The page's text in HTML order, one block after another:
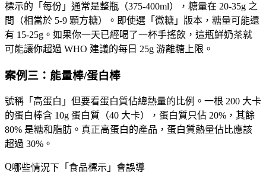
標示的「每份」通常是整瓶（375-400ml），糖量在 20-35g 之
間（相當於 5-9 顆方糖）。即使選「微糖」版本，糖量可能還
有 15-25g。如果你一天已經喝了一杯手搖飲，這瓶鮮奶茶就
可能讓你超過 WHO 建議的每日 25g 游離糖上限。
案例三：能量棒/蛋白棒
號稱「高蛋白」但要看蛋白質佔總熱量的比例。一根 200 大卡
的蛋白棒含 10g 蛋白質（40 大卡），蛋白質只佔 20%，其餘
80% 是糖和脂肪。真正高蛋白的產品，蛋白質熱量佔比應該
超過 30%。
哪些情況下「食品標示」會誤導